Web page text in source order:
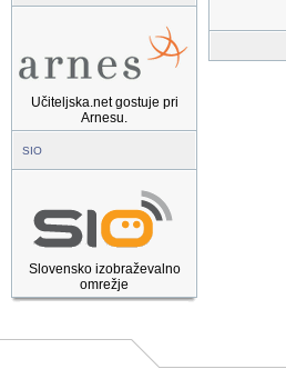
Učiteljska.net gostuje pri
Arnesu.
SIO
Slovensko izobraževalno
omrežje